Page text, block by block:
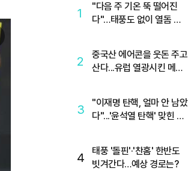
1
"다음 주 기온 뚝 떨어진
다"…태풍도 없이 열돔 박
2
중국산 에어콘을 웃돈 주고
산다...유럽 열광시킨 메이
3
"이재명 탄핵, 얼마 안 남았
다"...'윤석열 탄핵' 맞힌 무
4
태풍 '돌핀'·'찬홈' 한반도
빗겨간다…예상 경로는?